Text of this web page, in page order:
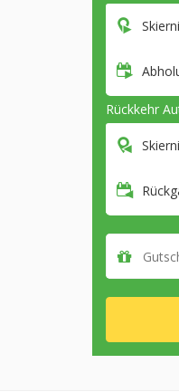
Rückkehr